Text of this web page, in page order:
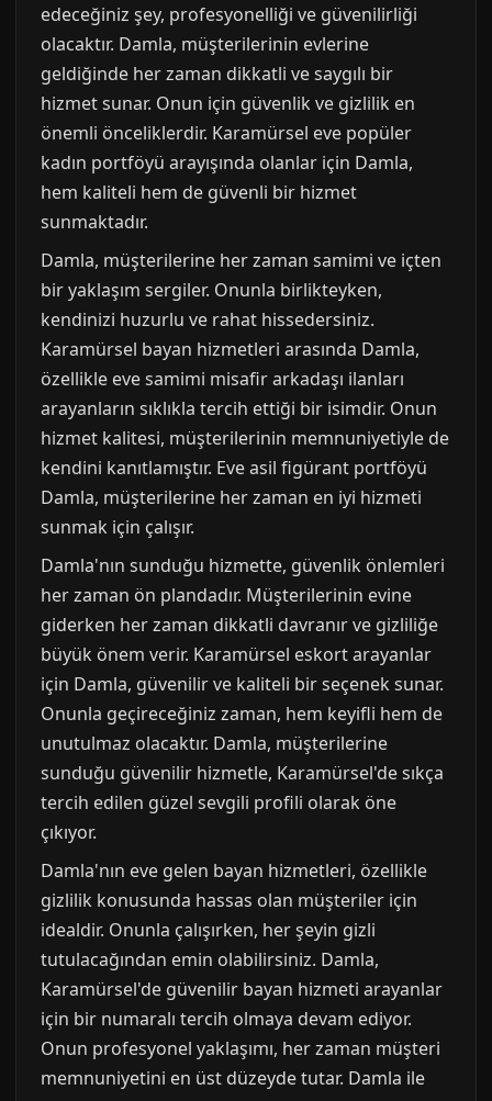
edeceğiniz şey, profesyonelliği ve güvenilirliği
olacaktır. Damla, müşterilerinin evlerine
geldiğinde her zaman dikkatli ve saygılı bir
hizmet sunar. Onun için güvenlik ve gizlilik en
önemli önceliklerdir. Karamürsel eve popüler
kadın portföyü arayışında olanlar için Damla,
hem kaliteli hem de güvenli bir hizmet
sunmaktadır.
Damla, müşterilerine her zaman samimi ve içten
bir yaklaşım sergiler. Onunla birlikteyken,
kendinizi huzurlu ve rahat hissedersiniz.
Karamürsel bayan hizmetleri arasında Damla,
özellikle eve samimi misafir arkadaşı ilanları
arayanların sıklıkla tercih ettiği bir isimdir. Onun
hizmet kalitesi, müşterilerinin memnuniyetiyle de
kendini kanıtlamıştır. Eve asil figürant portföyü
Damla, müşterilerine her zaman en iyi hizmeti
sunmak için çalışır.
Damla'nın sunduğu hizmette, güvenlik önlemleri
her zaman ön plandadır. Müşterilerinin evine
giderken her zaman dikkatli davranır ve gizliliğe
büyük önem verir. Karamürsel eskort arayanlar
için Damla, güvenilir ve kaliteli bir seçenek sunar.
Onunla geçireceğiniz zaman, hem keyifli hem de
unutulmaz olacaktır. Damla, müşterilerine
sunduğu güvenilir hizmetle, Karamürsel'de sıkça
tercih edilen güzel sevgili profili olarak öne
çıkıyor.
Damla'nın eve gelen bayan hizmetleri, özellikle
gizlilik konusunda hassas olan müşteriler için
idealdir. Onunla çalışırken, her şeyin gizli
tutulacağından emin olabilirsiniz. Damla,
Karamürsel'de güvenilir bayan hizmeti arayanlar
için bir numaralı tercih olmaya devam ediyor.
Onun profesyonel yaklaşımı, her zaman müşteri
memnuniyetini en üst düzeyde tutar. Damla ile